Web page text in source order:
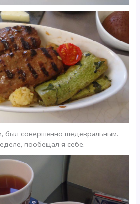
был совершенно шедевральным.
пообещал я себе.